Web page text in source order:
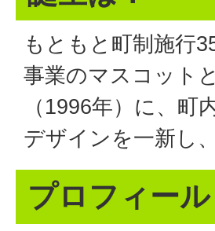
もともと町制施行
事業のマスコット
（1996年）に、
デザインを一新し
プロフィール